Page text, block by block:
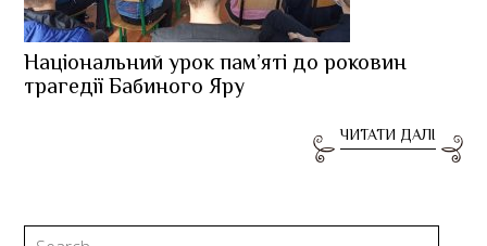
Національний урок пам’яті до роковин
трагедії Бабиного Яру
ЧИТАТИ ДАЛІ